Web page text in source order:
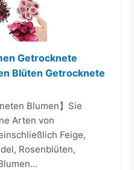
Getrocknete
Blüten Getrocknete
Blumen】Sie
Arten von
Feige,
Rosenblüten,